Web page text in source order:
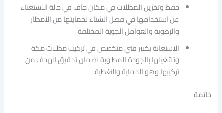
حفظ وتخزين المظلات في مكان جاف في حالة الاستغناء
عن استخدامها في فصل الشتاء لحمايتها من الأمطار
والرطوبة والعوامل الجوية المختلفة.
الاستعانة بخبير فني متخصص في تركيب مظلات مكة
وتشغيلها بالجودة المطلوبة لضمان تحقيق الهدف من
تركيبها وهو الحماية والتغطية.
خاتمة